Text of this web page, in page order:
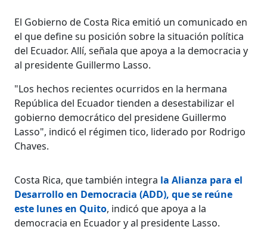
El Gobierno de Costa Rica emitió un comunicado en
el que define su posición sobre la situación política
del Ecuador. Allí, señala que apoya a la democracia y
al presidente Guillermo Lasso.
"Los hechos recientes ocurridos en la hermana
República del Ecuador tienden a desestabilizar el
gobierno democrático del presidene Guillermo
Lasso", indicó el régimen tico, liderado por Rodrigo
Chaves.
Costa Rica, que también integra la Alianza para el
Desarrollo en Democracia (ADD), que se reúne
este lunes en Quito, indicó que apoya a la
democracia en Ecuador y al presidente Lasso.